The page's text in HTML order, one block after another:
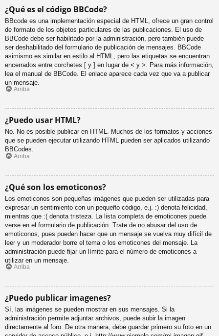
¿Qué es el código BBCode?
BBcode es una implementación especial de HTML, ofrece un gran control
de formato de los objetos particulares de las publicaciones. El uso de
BBCode debe ser habilitado por la administración, pero también puede
ser deshabilitado del formulario de publicación de mensajes. BBCode
asimismo es similar en estilo al HTML, pero las etiquetas se encuentran
encerrados entre corchetes [ y ] en lugar de < y >. Para más información,
lea el manual de BBCode. El enlace aparece cada vez que va a publicar
un mensaje.
Arriba
¿Puedo usar HTML?
No. No es posible publicar en HTML. Muchos de los formatos y acciones
que se pueden ejecutar utilizando HTML pueden ser aplicados utilizando
BBCodes.
Arriba
¿Qué son los emoticonos?
Los emoticonos son pequeñas imágenes que pueden ser utilizadas para
expresar un sentimiento con un pequeño código, e.j. :) denota felicidad,
mientras que :( denota tristeza. La lista completa de emoticones puede
verse en el formulario de publicación. Trate de no abusar del uso de
emoticonos, pues pueden hacer que un mensaje se vuelva muy difícil de
leer y un moderador borre el tema o los emoticones del mensaje. La
administración puede fijar un límite para el número de emoticones a
utilizar en un mensaje.
Arriba
¿Puedo publicar imagenes?
Sí, las imágenes se pueden mostrar en sus mensajes. Si la
administración permite adjuntar archivos, puede subir la imagen
directamente al foro. De otra manera, debe guardar primero su foto en un